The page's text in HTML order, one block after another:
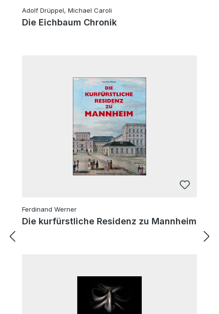
Adolf Drüppel, Michael Caroli
Die Eichbaum Chronik
Ferdinand Werner
Die kurfürstliche Residenz zu Mannheim